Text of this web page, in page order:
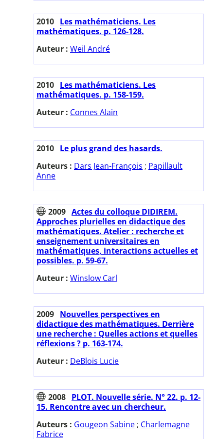
2010 Les mathématiciens. Les
mathématiques. p. 126-128.
Auteur : Weil André
2010 Les mathématiciens. Les
mathématiques. p. 158-159.
Auteur : Connes Alain
2010 Le plus grand des hasards.
Auteurs : Dars Jean-François ; Papillault
Anne
2009 Actes du colloque DIDIREM.
Approches plurielles en didactique des
mathématiques. Atelier : recherche et
enseignement universitaires en
mathématiques, interactions actuelles et
possibles. p. 59-67.
Auteur : Winslow Carl
2009 Nouvelles perspectives en
didactique des mathématiques. Derrière
une recherche : Quelles actions et quelles
réflexions ? p. 163-174.
Auteur : DeBlois Lucie
2008 PLOT. Nouvelle série. N° 22. p. 12-
15. Rencontre avec un chercheur.
Auteurs : Gougeon Sabine ; Charlemagne
Fabrice